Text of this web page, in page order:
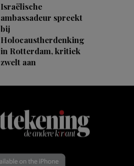
Israëlische
ambassadeur spreekt
bij
Holocaustherdenking
in Rotterdam, kritiek
zwelt aan